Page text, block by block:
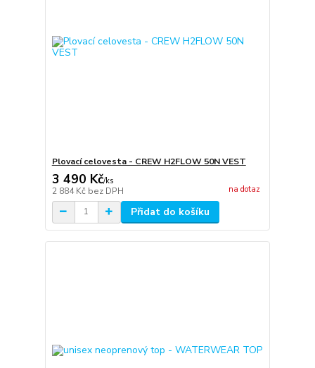
Plovací celovesta - CREW H2FLOW 50N VEST
3 490 Kč/ks
2 884 Kč bez DPH na dotaz
Přidat do košíku